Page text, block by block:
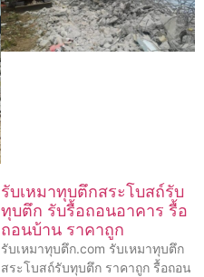
รับเหมาทุบตึกสระโบสถ์รับ
ทุบตึก รับรื้อถอนอาคาร รื้อ
ถอนบ้าน ราคาถูก
รับเหมาทุบตึก.com รับเหมาทุบตึก
สระโบสถ์รับทุบตึก ราคาถูก รื้อถอน